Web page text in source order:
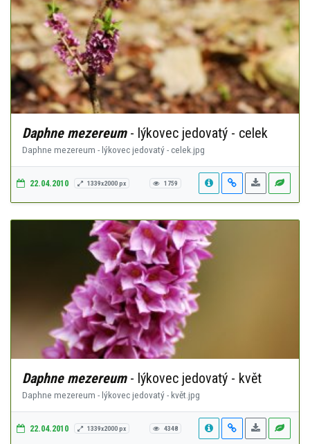
Daphne mezereum- lýkovec jedovatý - celek
Daphne mezereum - lýkovec jedovatý - celek.jpg
22.04.2010 1339x2000 px 1759
Daphne mezereum- lýkovec jedovatý - květ
Daphne mezereum - lýkovec jedovatý - květ.jpg
22.04.2010 1339x2000 px 4348